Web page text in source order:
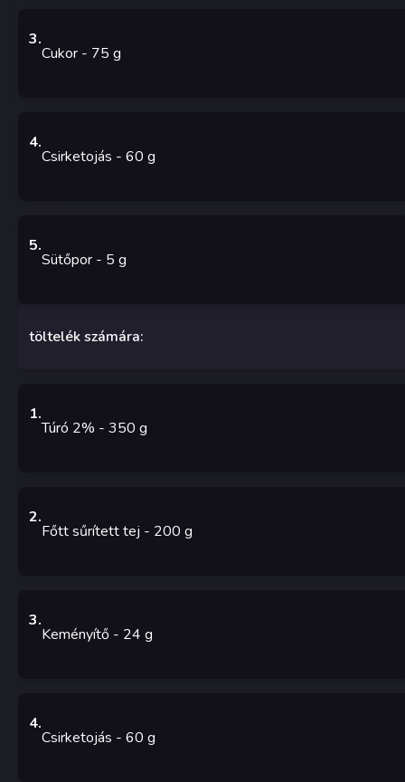
3.
Cukor - 75 g
4.
Csirketojás - 60 g
5.
Sütőpor - 5 g
töltelék számára:
1.
Túró 2% - 350 g
2.
Főtt sűrített tej - 200 g
3.
Keményítő - 24 g
4.
Csirketojás - 60 g